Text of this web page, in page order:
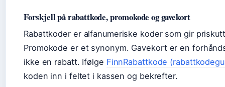
Forskjell på rabattkode, promokode og gavekort
Rabattkoder er alfanumeriske koder som gir
Promokode er et synonym. Gavekort er en
ikke en rabatt. Ifølge FinnRabattkode
koden inn i feltet i kassen og bekrefter.